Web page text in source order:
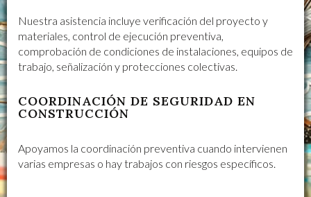
Nuestra asistencia incluye verificación del proyecto y
materiales, control de ejecución preventiva,
comprobación de condiciones de instalaciones, equipos de
trabajo, señalización y protecciones colectivas.
COORDINACIÓN DE SEGURIDAD EN
CONSTRUCCIÓN
Apoyamos la coordinación preventiva cuando intervienen
varias empresas o hay trabajos con riesgos específicos.